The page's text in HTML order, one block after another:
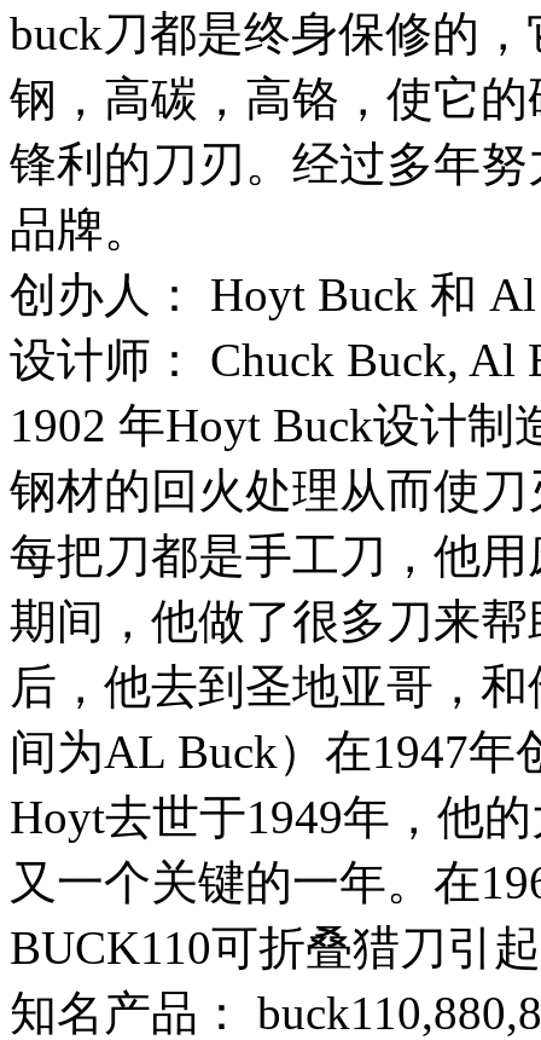
buck刀都是终身保修的
钢，高碳，高铬，使它
锋利的刀刃。经过多年
品牌。
创办人： Hoyt Buck 和
设计师： Chuck Buck, Al
1902 年Hoyt Buck设计
钢材的回火处理从而使
每把刀都是手工刀，他
期间，他做了很多刀来
后，他去到圣地亚哥，
间为AL Buck）在1947年
Hoyt去世于1949年，他
又一个关键的一年。在
BUCK110可折叠猎刀引
知名产品：